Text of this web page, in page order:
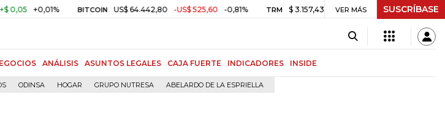
+0,01% BITCOIN US$ 64.442,80 -US$ 525,60 -0,81% TRM $ 3.157,43 -$ 21,97 -0,69% MSCI COLCAP
VER MÁS SUSCRÍBASE
ANÁLISIS ASUNTOS LEGALES CAJA FUERTE INDICADORES INSIDE
ODINSA HOGAR GRUPO NUTRESA ABELARDO DE LA ESPRIELLA